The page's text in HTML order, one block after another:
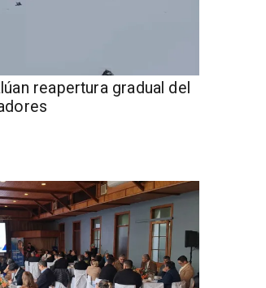
reapertura gradual del